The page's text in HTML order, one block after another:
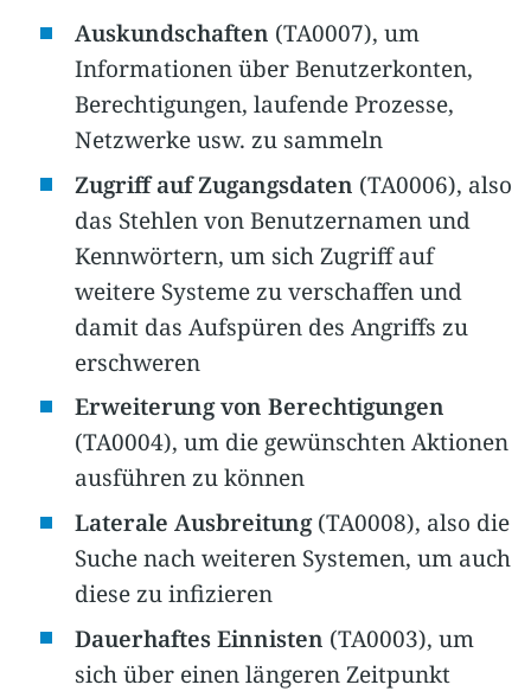
Auskundschaften (TA0007), um
Informationen über Benutzerkonten,
Berechtigungen, laufende Prozesse,
Netzwerke usw. zu sammeln
Zugriff auf Zugangsdaten (TA0006), also
das Stehlen von Benutzernamen und
Kennwörtern, um sich Zugriff auf
weitere Systeme zu verschaffen und
damit das Aufspüren des Angriffs zu
erschweren
Erweiterung von Berechtigungen
(TA0004), um die gewünschten Aktionen
ausführen zu können
Laterale Ausbreitung(TA0008), also die
Suche nach weiteren Systemen, um auch
diese zu infizieren
Dauerhaftes Einnisten (TA0003), um
sich über einen längeren Zeitpunkt